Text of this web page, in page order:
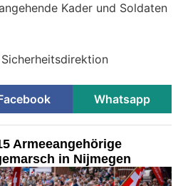
Kader und Soldaten
Whatsapp
Armeeangehörige
in Nijmegen